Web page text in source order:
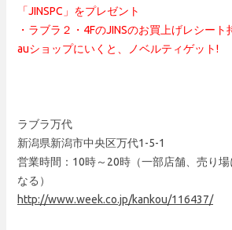
「JINSPC」をプレゼント
・ラブラ２・4FのJINSのお買上げレシー
auショップにいくと、ノベルティゲット!
ラブラ万代
新潟県新潟市中央区万代1-5-1
営業時間：10時～20時（一部店舗、売り
なる）
http://www.week.co.jp/kankou/116437/